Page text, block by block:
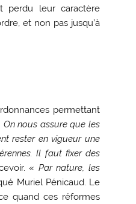
perdu leur caractère
et non pas jusqu’à
permettant
On nous assure que les
rester en vigueur une
Il faut fixer des
« Par nature, les
Muriel Pénicaud. Le
quand ces réformes